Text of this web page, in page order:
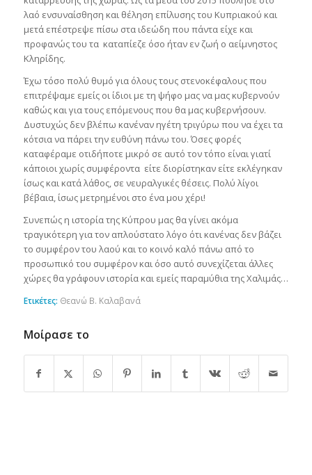
λαό ενσυναίσθηση και θέληση επίλυσης του Κυπριακού και
μετά επέστρεψε πίσω στα ιδεώδη που πάντα είχε και
προφανώς του τα καταπίεζε όσο ήταν εν ζωή ο αείμνηστος
Κληρίδης.
Έχω τόσο πολύ θυμό για όλους τους στενοκέφαλους που
επιτρέψαμε εμείς οι ίδιοι με τη ψήφο μας να μας κυβερνούν
καθώς και για τους επόμενους που θα μας κυβερνήσουν.
Δυστυχώς δεν βλέπω κανέναν ηγέτη τριγύρω που να έχει τα
κότσια να πάρει την ευθύνη πάνω του. Όσες φορές
καταφέραμε οτιδήποτε μικρό σε αυτό τον τόπο είναι γιατί
κάποιοι χωρίς συμφέροντα είτε διορίστηκαν είτε εκλέγηκαν
ίσως και κατά λάθος, σε νευραλγικές θέσεις. Πολύ λίγοι
βέβαια, ίσως μετρημένοι στο ένα μου χέρι!
Συνεπώς η ιστορία της Κύπρου μας θα γίνει ακόμα
τραγικότερη για τον απλούστατο λόγο ότι κανένας δεν βάζει
το συμφέρον του λαού και το κοινό καλό πάνω από το
προσωπικό του συμφέρον και όσο αυτό συνεχίζεται άλλες
χώρες θα γράφουν ιστορία και εμείς παραμύθια της Χαλιμάς…
Ετικέτες: Θεανώ Β. Καλαβανά
Μοίρασε το